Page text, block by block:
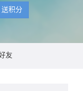
送积分
友